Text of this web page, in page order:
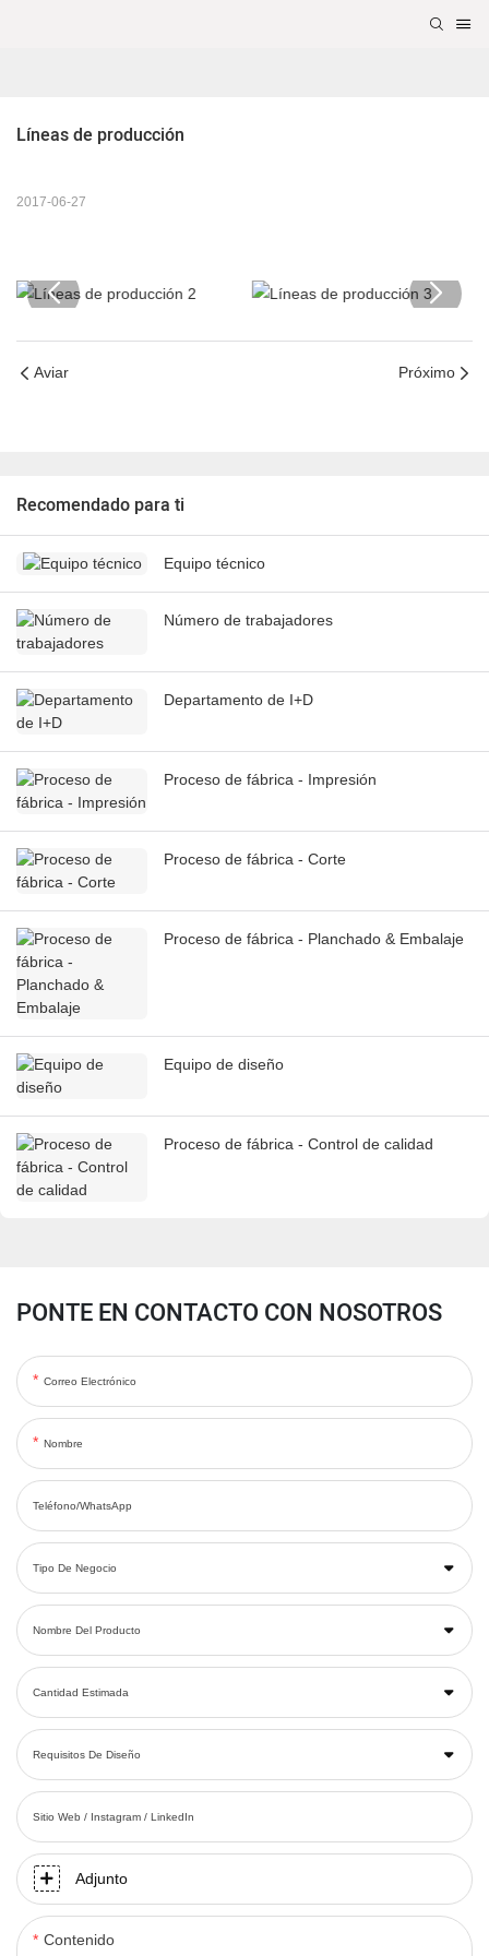
Líneas de producción
2017-06-27
Aviar Próximo
Recomendado para ti
Equipo técnico
Número de trabajadores
Departamento de I+D
Proceso de fábrica - Impresión
Proceso de fábrica - Corte
Proceso de fábrica - Planchado & Embalaje
Equipo de diseño
Proceso de fábrica - Control de calidad
PONTE EN CONTACTO CON NOSOTROS
Correo Electrónico
Nombre
Teléfono/WhatsApp
Tipo De Negocio
Nombre Del Producto
Cantidad Estimada
Requisitos De Diseño
Sitio Web / Instagram / LinkedIn
Adjunto
Contenido